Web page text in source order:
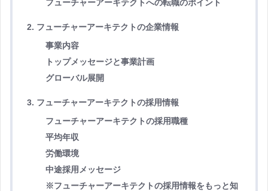
フューチャーアーキテクトへの転職のポイント
2. フューチャーアーキテクトの企業情報
事業内容
トップメッセージと事業計画
グローバル展開
3. フューチャーアーキテクトの採用情報
フューチャーアーキテクトの採用職種
平均年収
労働環境
中途採用メッセージ
※フューチャーアーキテクトの採用情報をもっと知